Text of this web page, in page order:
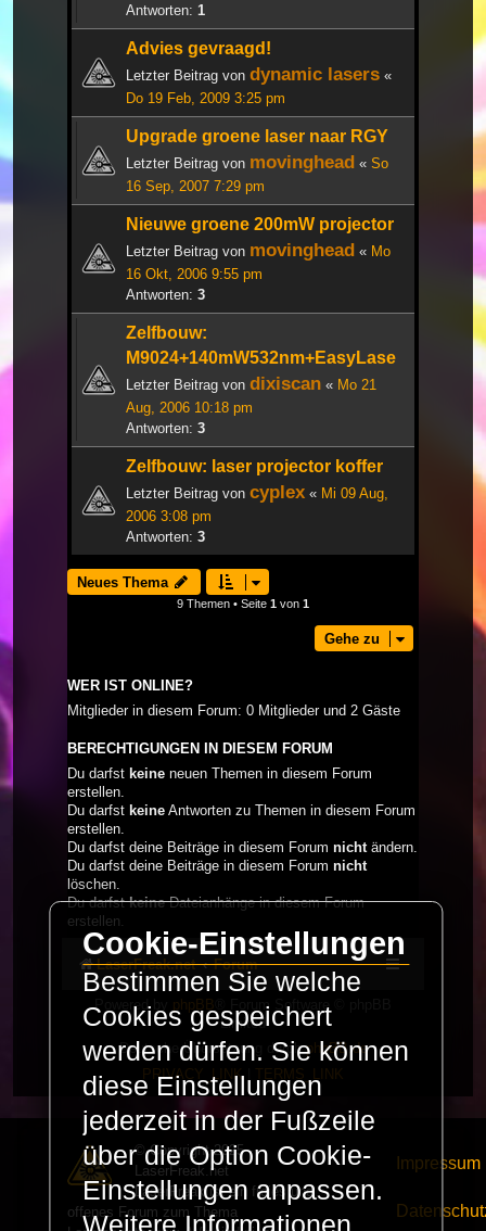
Antworten: 1
Advies gevraagd!
Letzter Beitrag von dynamic lasers «
Do 19 Feb, 2009 3:25 pm
Upgrade groene laser naar RGY
Letzter Beitrag von movinghead « So
16 Sep, 2007 7:29 pm
Nieuwe groene 200mW projector
Letzter Beitrag von movinghead « Mo
16 Okt, 2006 9:55 pm
Antworten: 3
Zelfbouw:
M9024+140mW532nm+EasyLase
Letzter Beitrag von dixiscan « Mo 21
Aug, 2006 10:18 pm
Antworten: 3
Zelfbouw: laser projector koffer
Letzter Beitrag von cyplex « Mi 09 Aug,
2006 3:08 pm
Antworten: 3
Neues Thema
9 Themen • Seite 1 von 1
Gehe zu
WER IST ONLINE?
Mitglieder in diesem Forum: 0 Mitglieder und 2 Gäste
BERECHTIGUNGEN IN DIESEM FORUM
Du darfst keine neuen Themen in diesem Forum
erstellen.
Du darfst keine Antworten zu Themen in diesem Forum
erstellen.
Du darfst deine Beiträge in diesem Forum nichtändern.
Du darfst deine Beiträge in diesem Forum nicht
löschen.
Du darfstkeineDateianhänge in diesem Forum
erstellen.
LaserFreak.net Forum
Powered by phpBB
® Forum Software © phpBB
Limited
Deutsche Übersetzung durchphpBB.de
PRIVACY_LINK| TERMS_LINK
© Copyright 2025 -
LaserFreak.net
LaserFreak ist ein freies und
offenes Forum zum Thema
Impressum
Cookie-Einstellungen
Bestimmen Sie welche
Cookies gespeichert
werden dürfen. Sie können
diese Einstellungen
jederzeit in der Fußzeile
über die Option Cookie-
Einstellungen anpassen.
Weitere Informationen